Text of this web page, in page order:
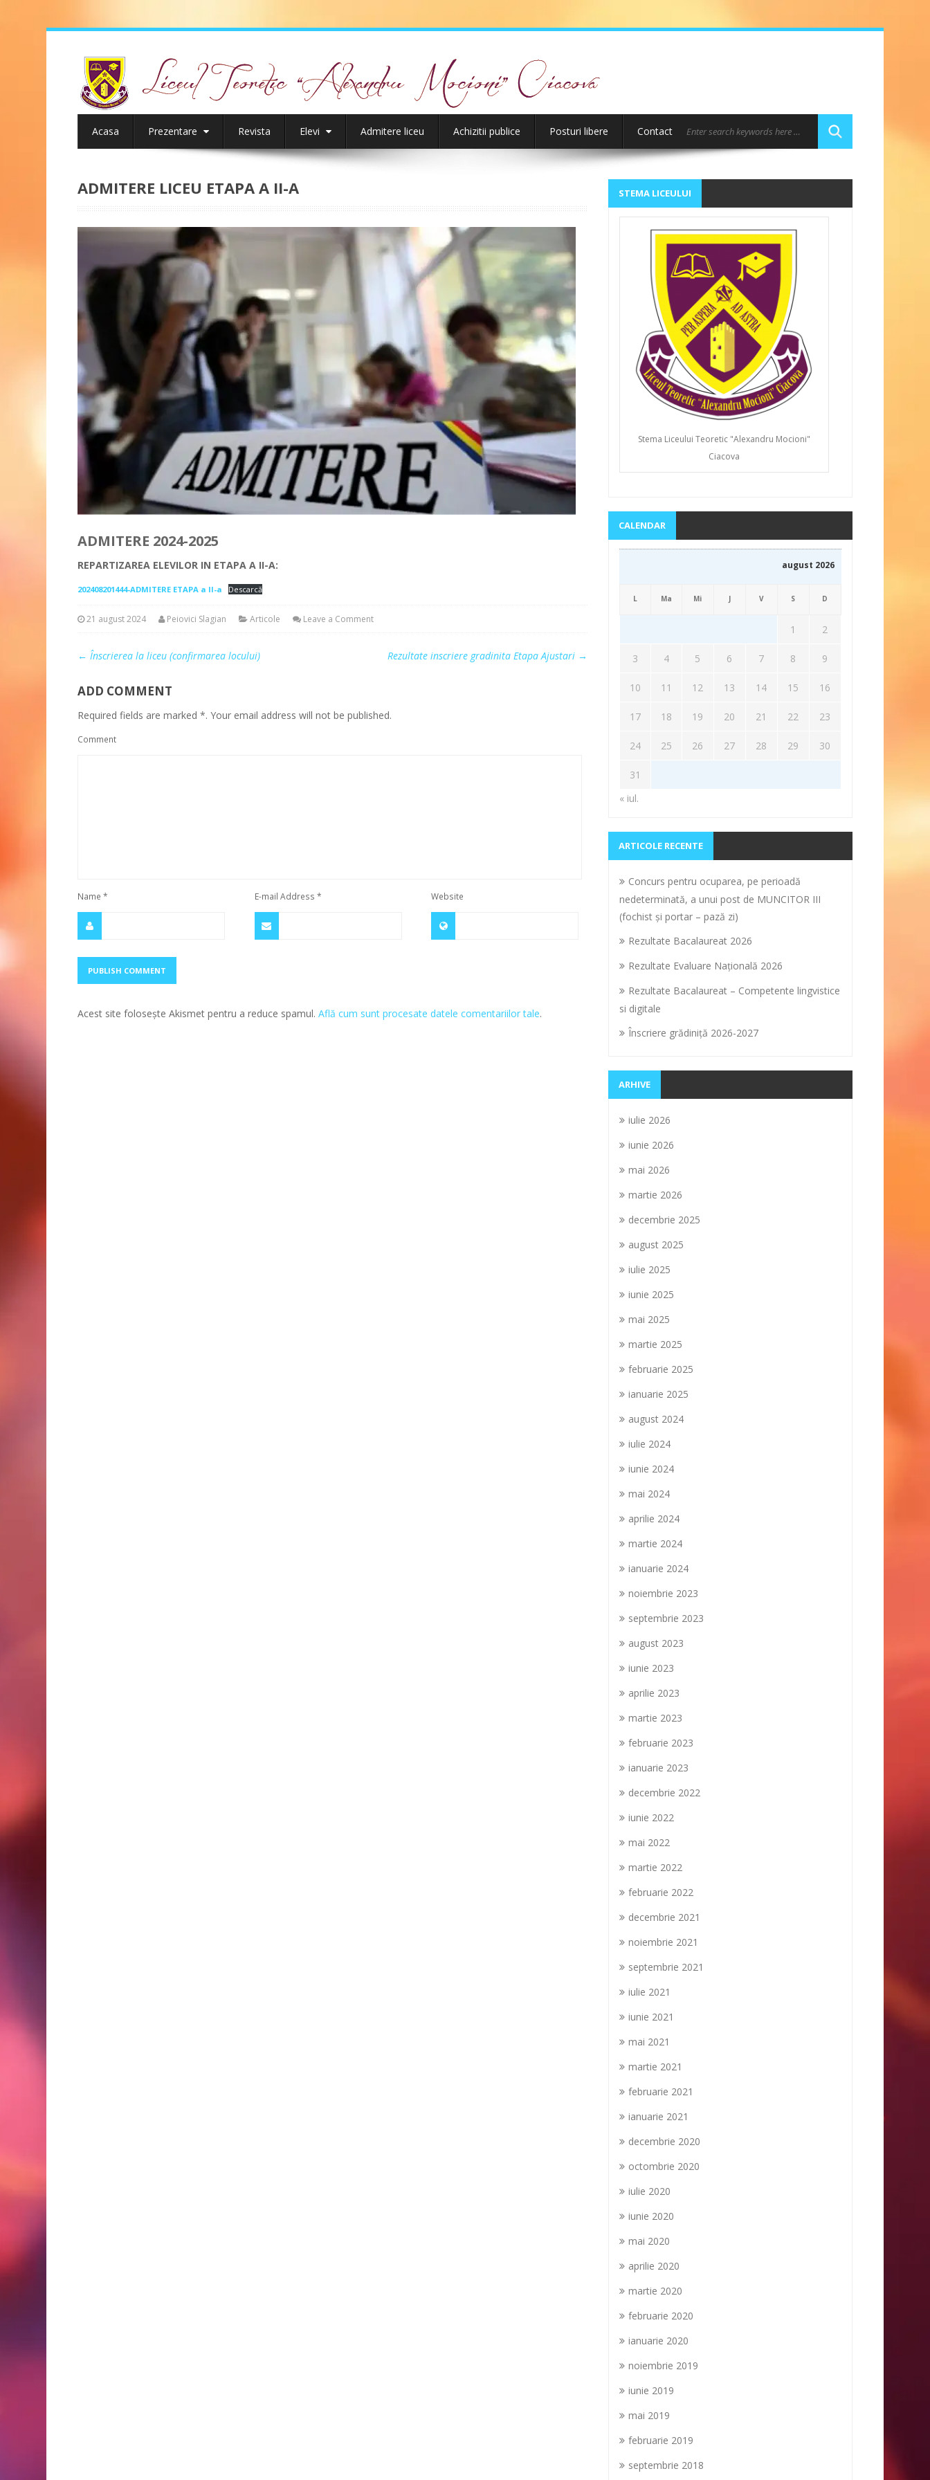
Acasa Prezentare Revista Elevi Admitere liceu Achizitii publice Posturi libere Contact
ADMITERE LICEU ETAPA A II-A
ADMITERE 2024-2025
REPARTIZAREA ELEVILOR IN ETAPA A II-A:
202408201444-ADMITERE ETAPA a II-a Descarcă
21 august 2024 Peiovici Slagian Articole Leave a Comment
← Înscrierea la liceu (confirmarea locului) Rezultate inscriere gradinita Etapa Ajustari →
ADD COMMENT
Required fields are marked *. Your email address will not be published.
Comment
Name* E-mail Address * Website
Acest site folosește Akismet pentru a reduce spamul.Află cum sunt procesate datele comentariilor tale.
STEMA LICEULUI
Stema Liceului Teoretic "Alexandru Mocioni"
Ciacova
CALENDAR
august 2026
L Ma Mi J V S D
1 2
3 4 5 6 7 8 9
10 11 12 13 14 15 16
17 18 19 20 21 22 23
24 25 26 27 28 29 30
31
« iul.
ARTICOLE RECENTE
Concurs pentru ocuparea, pe perioadă
nedeterminată, a unui post de MUNCITOR III
(fochist și portar – pază zi)
Rezultate Bacalaureat 2026
Rezultate Evaluare Naţională 2026
Rezultate Bacalaureat – Competente lingvistice
si digitale
Înscriere grădiniţă 2026-2027
ARHIVE
iulie 2026
iunie 2026
mai 2026
martie 2026
decembrie 2025
august 2025
iulie 2025
iunie 2025
mai 2025
martie 2025
februarie 2025
ianuarie 2025
august 2024
iulie 2024
iunie 2024
mai 2024
aprilie 2024
martie 2024
ianuarie 2024
noiembrie 2023
septembrie 2023
august 2023
iunie 2023
aprilie 2023
martie 2023
februarie 2023
ianuarie 2023
decembrie 2022
iunie 2022
mai 2022
martie 2022
februarie 2022
decembrie 2021
noiembrie 2021
septembrie 2021
iulie 2021
iunie 2021
mai 2021
martie 2021
februarie 2021
ianuarie 2021
decembrie 2020
octombrie 2020
iulie 2020
iunie 2020
mai 2020
aprilie 2020
martie 2020
februarie 2020
ianuarie 2020
noiembrie 2019
iunie 2019
mai 2019
februarie 2019
septembrie 2018